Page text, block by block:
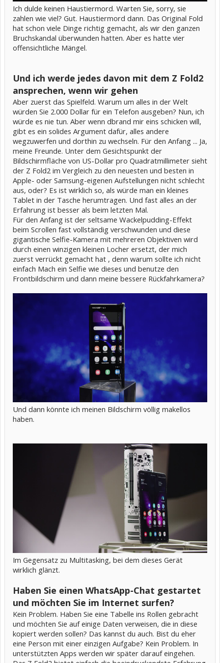
Ich dulde keinen Haustiermord. Warten Sie, sorry, sie
zahlen wie viel? Gut. Haustiermord dann. Das Original Fold
hat schon viele Dinge richtig gemacht, als wir den ganzen
Bruchskandal überwunden hatten. Aber es hatte vier
offensichtliche Mängel.
Und ich werde jedes davon mit dem Z Fold2
ansprechen, wenn wir gehen
Aber zuerst das Spielfeld. Warum um alles in der Welt
würden Sie 2.000 Dollar für ein Telefon ausgeben? Nun, ich
würde es nie tun. Aber wenn dbrand mir eins schicken will,
gibt es ein solides Argument dafür, alles andere
wegzuwerfen und dorthin zu wechseln. Für den Anfang ... Ja,
meine Freunde. Unter dem Gesichtspunkt der
Bildschirmfläche von US-Dollar pro Quadratmillimeter sieht
der Z Fold2 im Vergleich zu den neuesten und besten in
Apple- oder Samsung-eigenen Aufstellungen nicht schlecht
aus, oder? Es ist wirklich so, als würde man ein kleines
Tablet in der Tasche herumtragen. Und fast alles an der
Erfahrung ist besser als beim letzten Mal.
Für den Anfang ist der seltsame Wackelpudding-Effekt
beim Scrollen fast vollständig verschwunden und diese
gigantische Selfie-Kamera mit mehreren Objektiven wird
durch einen winzigen kleinen Locher ersetzt, der mich
zuerst verrückt gemacht hat , denn warum sollte ich nicht
einfach Mach ein Selfie wie dieses und benutze den
Frontbildschirm und dann meine bessere Rückfahrkamera?
Und dann könnte ich meinen Bildschirm völlig makellos
haben.
Im Gegensatz zu Multitasking, bei dem dieses Gerät
wirklich glänzt.
Haben Sie einen WhatsApp-Chat gestartet
und möchten Sie im Internet surfen?
Kein Problem. Haben Sie eine Tabelle ins Rollen gebracht
und möchten Sie auf einige Daten verweisen, die in diese
kopiert werden sollen? Das kannst du auch. Bist du eher
eine Person mit einer einzigen Aufgabe? Kein Problem. In
unterstützten Apps werden wir später darauf eingehen.